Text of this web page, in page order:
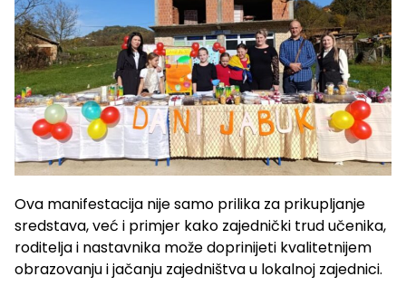
Ova manifestacija nije samo prilika za prikupljanje
sredstava, već i primjer kako zajednički trud učenika,
roditelja i nastavnika može doprinijeti kvalitetnijem
obrazovanju i jačanju zajedništva u lokalnoj zajednici.